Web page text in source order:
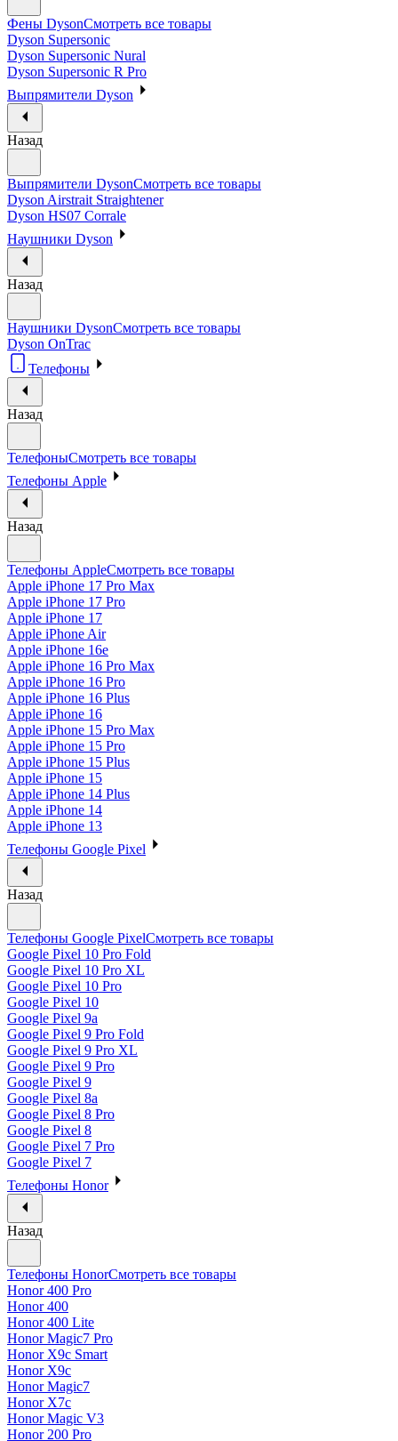
Фены DysonСмотреть все товары
Dyson Supersonic
Dyson Supersonic Nural
Dyson Supersonic R Pro
Выпрямители Dyson
Назад
Выпрямители DysonСмотреть все товары
Dyson Airstrait Straightener
Dyson HS07 Corrale
Наушники Dyson
Назад
Наушники DysonСмотреть все товары
Dyson OnTrac
Телефоны
Назад
ТелефоныСмотреть все товары
Телефоны Apple
Назад
Телефоны AppleСмотреть все товары
Apple iPhone 17 Pro Max
Apple iPhone 17 Pro
Apple iPhone 17
Apple iPhone Air
Apple iPhone 16e
Apple iPhone 16 Pro Max
Apple iPhone 16 Pro
Apple iPhone 16 Plus
Apple iPhone 16
Apple iPhone 15 Pro Max
Apple iPhone 15 Pro
Apple iPhone 15 Plus
Apple iPhone 15
Apple iPhone 14 Plus
Apple iPhone 14
Apple iPhone 13
Телефоны Google Pixel
Назад
Телефоны Google PixelСмотреть все товары
Google Pixel 10 Pro Fold
Google Pixel 10 Pro XL
Google Pixel 10 Pro
Google Pixel 10
Google Pixel 9a
Google Pixel 9 Pro Fold
Google Pixel 9 Pro XL
Google Pixel 9 Pro
Google Pixel 9
Google Pixel 8a
Google Pixel 8 Pro
Google Pixel 8
Google Pixel 7 Pro
Google Pixel 7
Телефоны Honor
Назад
Телефоны HonorСмотреть все товары
Honor 400 Pro
Honor 400
Honor 400 Lite
Honor Magic7 Pro
Honor X9c Smart
Honor X9c
Honor Magic7
Honor X7c
Honor Magic V3
Honor 200 Pro